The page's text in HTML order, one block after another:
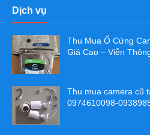
Dịch vụ
Thu Mua Ổ Cứng
Giá Cao – Viễn
Thu mua camera cũ
0974610098-